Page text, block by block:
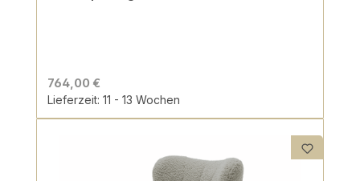
764,00 €
Lieferzeit: 11 - 13 Wochen